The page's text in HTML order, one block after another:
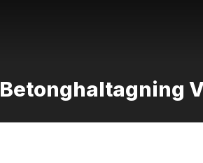
Betonghaltagning